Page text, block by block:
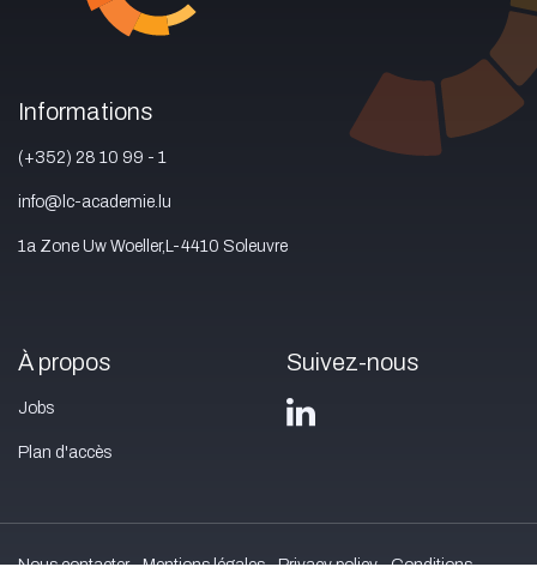
Informations
(+352) 28 10 99 - 1
info@lc-academie.lu
1a Zone Uw Woeller,L-4410 Soleuvre
À propos
Jobs
Plan d'accès
Suivez-nous
Nous contacter Mentions légales Privacy policy Conditions